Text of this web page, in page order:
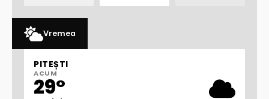
Vremea
PITEȘTI
ACUM
29°